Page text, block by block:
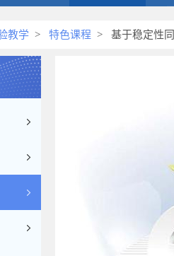
教学 > 特色课程 > 基于稳定性